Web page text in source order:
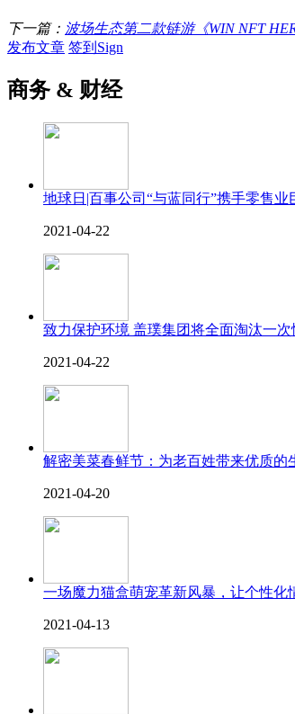
下一篇： 波场生态第二款链游《WIN NFT
发布文章 签到Sign
商务 & 财经
地球日|百事公司“与蓝同行”携手零售业
2021-04-22
致力保护环境 盖璞集团将全面淘汰一次
2021-04-22
解密美菜春鲜节：为老百姓带来优质的
2021-04-20
一场魔力猫盒萌宠革新风暴，让个性化
2021-04-13